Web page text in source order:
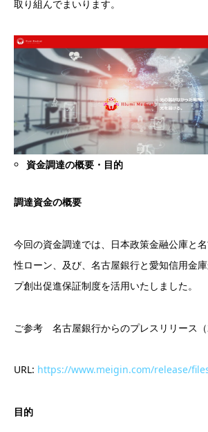
取り組んでまいります。
資金調達の概要・目的
調達資金の概要
今回の資金調達では、日本政策金融公庫と
性ローン、及び、名古屋銀行と愛知信用金
プ創出促進保証制度を活用いたしました。
ご参考 名古屋銀行からのプレスリリース（
URL: https://www.meigin.com/release/
目的